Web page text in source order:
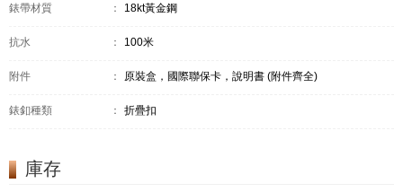
錶帶材質 ： 18kt黃金鋼
抗水 ： 100米
附件 ： 原裝盒，國際聯保卡，說明書 (附件齊全)
錶釦種類 ： 折疊扣
庫存